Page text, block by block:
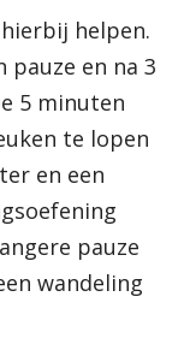
helpen.
en na 3
5 minuten
te lopen
en een
pauze
wandeling